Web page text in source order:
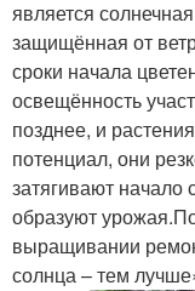
является
защищённая от
сроки начала
освещённость
позднее, и
потенциал, они
затягивают
образуют
выращивании
солнца – тем